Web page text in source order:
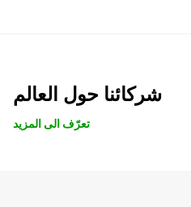
شركائنا حول العالم
تعرّف الى المزيد